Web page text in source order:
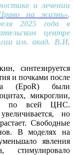
и лечении
на жизнь»,
2025 года в
центре
им. акад. В.И.
синтезируется
и почками после
(EpoR) были
микроглии,
по всей ЦНС.
но
Свободные
В моделях на
явления
стимулировало